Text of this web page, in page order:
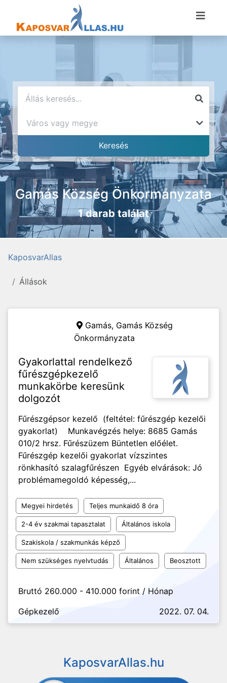
Gamás Község Önkormányzata
1 darab találat
KaposvarAllas
Állások
Gamás, Gamás Község
Önkormányzata
Gyakorlattal rendelkező
fűrészgépkezelő
munkakörbe keresünk
dolgozót
Fűrészgépsor kezelő (feltétel: fűrészgép kezelői
gyakorlat) Munkavégzés helye: 8685 Gamás
010/2 hrsz. Fűrészüzem Büntetlen előélet.
Fűrészgép kezelői gyakorlat vízszintes
rönkhasító szalagfűrészen Egyéb elvárások: Jó
problémamegoldó képesség,...
Megyei hirdetés Teljes munkaidő 8 óra
2-4 év szakmai tapasztalat Általános iskola
Szakiskola / szakmunkás képző
Nem szükséges nyelvtudás Általános Beosztott
Bruttó 260.000 - 410.000 forint / Hónap
Gépkezelő
2022. 07. 04.
KaposvarAllas.hu